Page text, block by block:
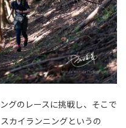
グのレースに挑戦し、そこで
カイランニングというの